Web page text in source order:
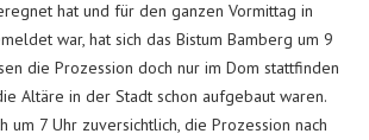
hat und für den ganzen Vormittag in
war, hat sich das Bistum Bamberg um 9
die Prozession doch nur im Dom stattfinden
Altäre in der Stadt schon aufgebaut waren.
um 7 Uhr zuversichtlich, die Prozession nach